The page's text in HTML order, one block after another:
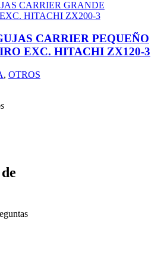
CARRIER PEQUEÑO
EXC. HITACHI ZX120-3
, OTROS